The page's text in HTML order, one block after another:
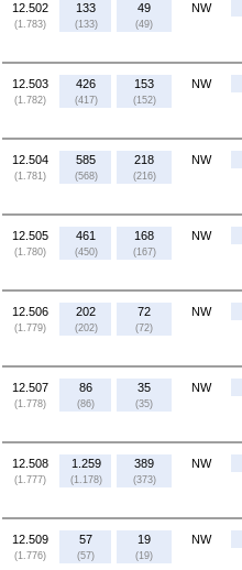
12.502
(1.783)
133
(133)
49
(49)
NW
12.503
(1.782)
426
(417)
153
(152)
NW
12.504
(1.781)
585
(568)
218
(216)
NW
12.505
(1.780)
461
(450)
168
(167)
NW
12.506
(1.779)
202
(202)
72
(72)
NW
12.507
(1.778)
86
(86)
35
(35)
NW
12.508
(1.777)
1.259
(1.178)
389
(373)
NW
12.509
(1.776)
57
(57)
19
(19)
NW